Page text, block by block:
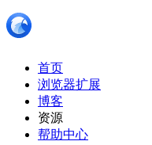
首页
浏览器扩展
博客
资源
帮助中心